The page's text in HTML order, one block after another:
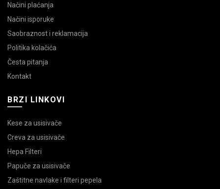
Načini plaćanja
Načini isporuke
Saobraznost i reklamacija
Politika kolačića
Česta pitanja
Kontakt
BRZI LINKOVI
Kese za usisivače
Creva za usisivače
Hepa Filteri
Papuče za usisivače
Zaštitne navlake i filteri pepela